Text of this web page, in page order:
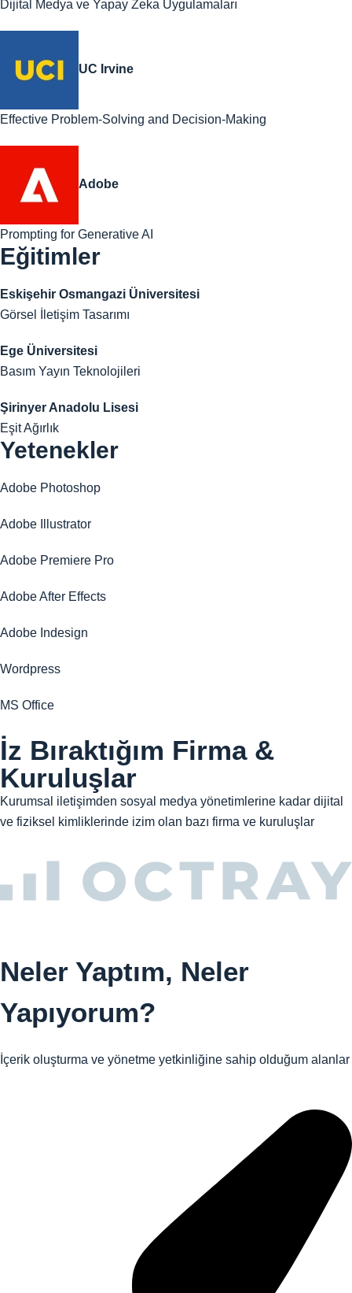
Dijital Medya ve Yapay Zeka Uygulamaları
UC Irvine
Effective Problem-Solving and Decision-Making
Adobe
Prompting for Generative AI
Eğitimler
Eskişehir Osmangazi Üniversitesi
Görsel İletişim Tasarımı
Ege Üniversitesi
Basım Yayın Teknolojileri
Şirinyer Anadolu Lisesi
Eşit Ağırlık
Yetenekler
Adobe Photoshop
Adobe Illustrator
Adobe Premiere Pro
Adobe After Effects
Adobe Indesign
Wordpress
MS Office
İz Bıraktığım Firma &
Kuruluşlar
Kurumsal iletişimden sosyal medya yönetimlerine kadar dijital
ve fiziksel kimliklerinde izim olan bazı firma ve kuruluşlar
Neler Yaptım, Neler
Yapıyorum?
İçerik oluşturma ve yönetme yetkinliğine sahip olduğum alanlar